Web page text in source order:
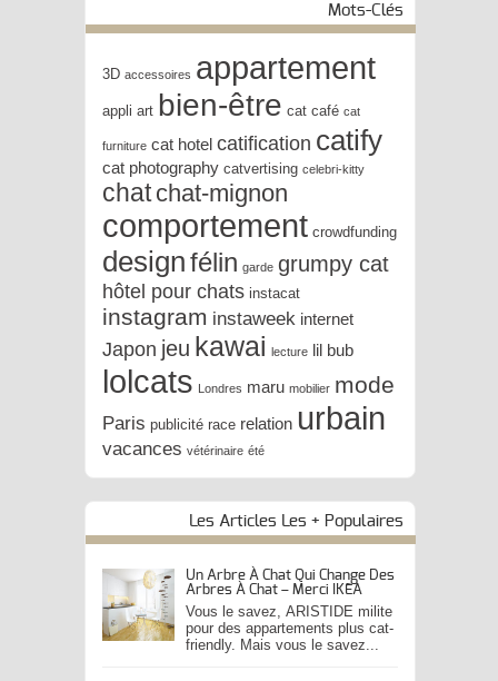
Mots-Clés
3D accessoires appartement
appli art bien-être cat café cat
furniture cat hotel catification catify
cat photography catvertising celebri-kitty
chat chat-mignon
comportement crowdfunding
designfélin garde grumpy cat
hôtel pour chats instacat
instagram instaweek internet
Japon jeu kawai lecture lil bub
lolcats Londres maru mobilier mode
Paris publicité race relation urbain
vacances vétérinaire été
Les Articles Les + Populaires
Un Arbre À Chat Qui Change Des
Arbres À Chat – Merci IKEA
Vous le savez, ARISTIDE milite
pour des appartements plus cat-
friendly. Mais vous le savez...